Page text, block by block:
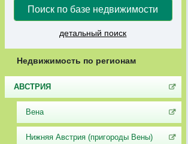
Поиск по базе недвижимости
детальный поиск
Недвижимость по регионам
АВСТРИЯ
Вена
Нижняя Австрия (пригороды Вены)